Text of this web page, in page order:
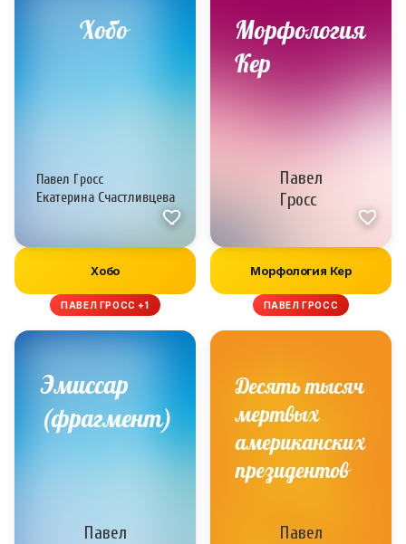
Хобо
ПАВЕЛ ГРОСС +1
Морфология Кер
ПАВЕЛ ГРОСС